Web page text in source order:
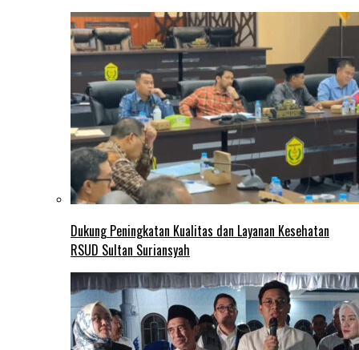
Dukung Peningkatan Kualitas dan Layanan Kesehatan
RSUD Sultan Suriansyah